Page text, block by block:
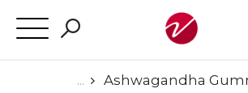
Ashwagandha